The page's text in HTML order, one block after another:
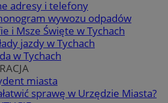
adresy i telefony
wywozu odpadów
i Msze Święte w Tychach
jazdy w Tychach
w Tychach
miasta
sprawę w Urzędzie Miasta?